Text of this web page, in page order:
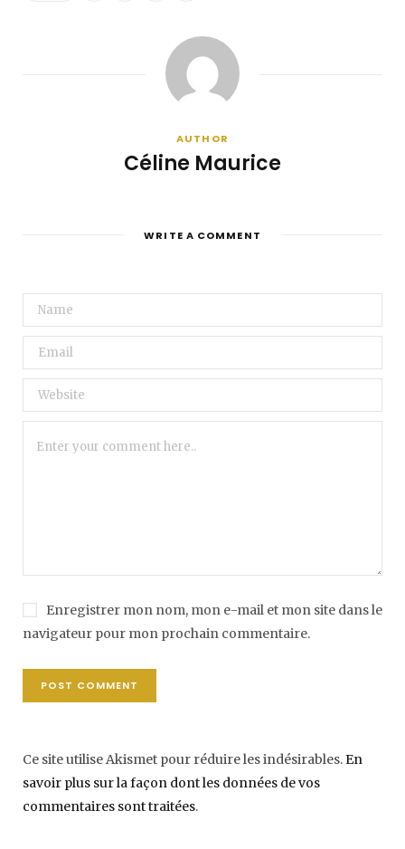
AUTHOR
Céline Maurice
WRITE A COMMENT
Enregistrer mon nom, mon e-mail et mon site dans le
navigateur pour mon prochain commentaire.
Ce site utilise Akismet pour réduire les indésirables.En
savoir plus sur la façon dont les données de vos
commentaires sont traitées.